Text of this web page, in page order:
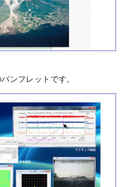
ンフレットです。